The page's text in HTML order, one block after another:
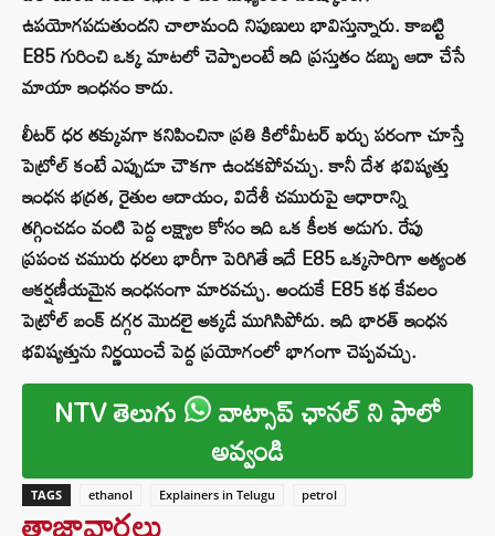
ఉపయోగపడుతుందని చాలామంది నిపుణులు భావిస్తున్నారు. కాబట్టి
E85 గురించి ఒక్క మాటలో చెప్పాలంటే ఇది ప్రస్తుతం డబ్బు ఆదా చేసే
మాయా ఇంధనం కాదు.
లీటర్ ధర తక్కువగా కనిపించినా ప్రతి కిలోమీటర్ ఖర్చు పరంగా చూస్తే
పెట్రోల్ కంటే ఎప్పుడూ చౌకగా ఉండకపోవచ్చు. కానీ దేశ భవిష్యత్తు
ఇంధన భద్రత, రైతుల ఆదాయం, విదేశీ చమురుపై ఆధారాన్ని
తగ్గించడం వంటి పెద్ద లక్ష్యాల కోసం ఇది ఒక కీలక అడుగు. రేపు
ప్రపంచ చమురు ధరలు భారీగా పెరిగితే ఇదే E85 ఒక్కసారిగా అత్యంత
ఆకర్షణీయమైన ఇంధనంగా మారవచ్చు. అందుకే E85 కథ కేవలం
పెట్రోల్ బంక్ దగ్గర మొదలై అక్కడే ముగిసిపోదు. ఇది భారత్‌ ఇంధన
భవిష్యత్తును నిర్ణయించే పెద్ద ప్రయోగంలో భాగంగా చెప్పవచ్చు.
NTV తెలుగు వాట్సాప్ ఛానల్ ని ఫాలో
అవ్వండి
TAGS ethanol Explainers in Telugu petrol